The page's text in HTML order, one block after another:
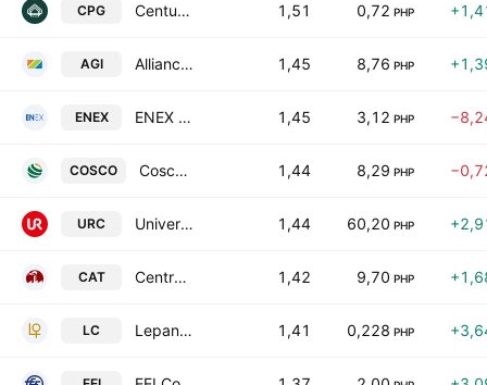
CPG Century Properties Group Inc. 1,51 0,72 PHP
AGI Alliance Global Group Inc. 1,45 8,76 PHP
ENEX ENEX Energy Corp 1,45 3,12 PHP
COSCO Cosco Capital, Inc. 1,44 8,29 PHP
URC Universal Robina Corp. 1,44 60,20 PHP
CAT Central Azucarera de Tarlac, Inc. 1,42 9,70 PHP
LC Lepanto Consolidated Mining Co Class A 1,41 0,228 PHP